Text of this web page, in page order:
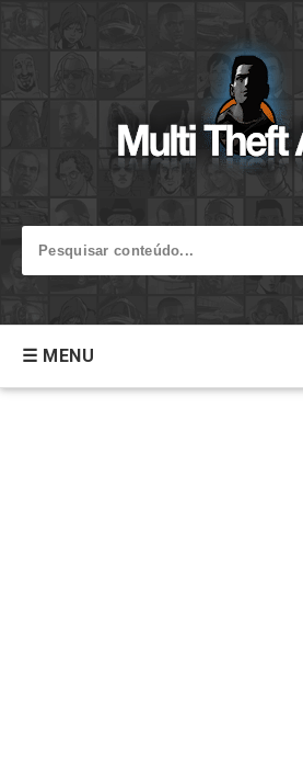
☰ MENU